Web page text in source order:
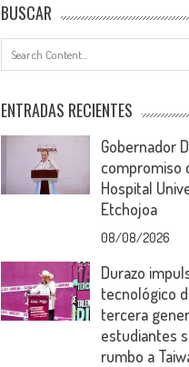
BUSCAR
ENTRADAS RECIENTES
Gobernador
compromiso
Hospital
Etchojoa
08/08/2026
Durazo
tecnológico
tercera
estudiantes
rumbo a